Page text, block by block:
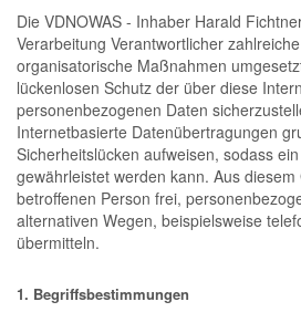
Die VDNOWAS - Inhaber Harald
Verarbeitung Verantwortlicher
organisatorische Maßnahmen
lückenlosen Schutz der über diese
personenbezogenen Daten
Internetbasierte Datenübertragungen
Sicherheitslücken aufweisen, sodass
gewährleistet werden kann. Aus
betroffenen Person frei,
alternativen Wegen, beispielsweise
übermitteln.
1. Begriffsbestimmungen